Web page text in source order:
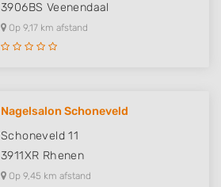
3906BS Veenendaal
Op 9,17 km afstand
Nagelsalon Schoneveld
Schoneveld 11
3911XR Rhenen
Op 9,45 km afstand